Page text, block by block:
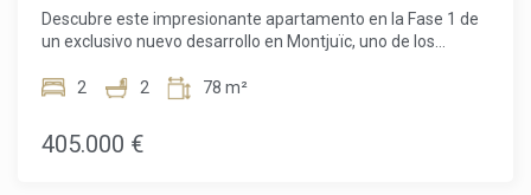
corresponde).
Descubre este impresionante apartamento en la Fase 1 de
un exclusivo nuevo desarrollo en Montjuïc, uno de los
Ubicada en la 3ª planta, esta vivienda cuidadosamente
perfectamente complementado por un balcón privado
donde podrás disfrutar del aire fresco y vistas abiertas.El
2 2 78 m²
405.000 €